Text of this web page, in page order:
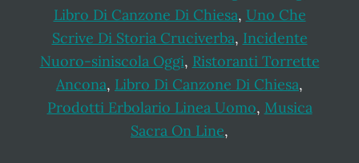
Libro Di Canzone Di Chiesa, Uno Che
Scrive Di Storia Cruciverba, Incidente
Nuoro-siniscola Oggi, Ristoranti Torrette
Ancona, Libro Di Canzone Di Chiesa,
Prodotti Erbolario Linea Uomo, Musica
Sacra On Line,